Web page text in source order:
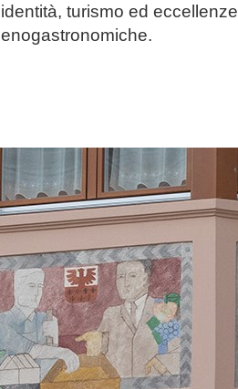
identità, turismo ed eccellenze
enogastronomiche.